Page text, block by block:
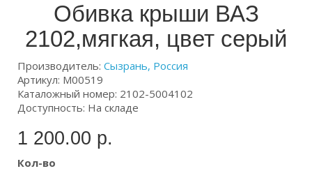
Обивка крыши ВАЗ
2102,мягкая, цвет серый
Производитель: Сызрань, Россия
Артикул: М00519
Каталожный номер: 2102-5004102
Доступность: На складе
1 200.00 р.
Кол-во